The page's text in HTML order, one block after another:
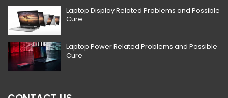
Laptop Display Related Problems and Possible
Cure
Laptop Power Related Problems and Possible
Cure